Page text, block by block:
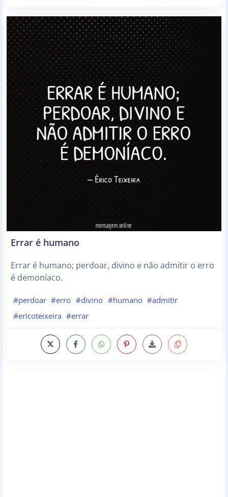
Errar é humano
Errar é humano; perdoar, divino e não admitir o erro
é demoníaco.
#perdoar #erro #divino #humano #admitir
#ericoteixeira #errar